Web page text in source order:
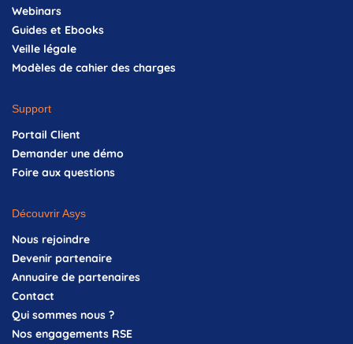
Webinars
Guides et Ebooks
Veille légale
Modèles de cahier des charges
Support
Portail Client
Demander une démo
Foire aux questions
Découvrir Asys
Nous rejoindre
Devenir partenaire
Annuaire de partenaires
Contact
Qui sommes nous ?
Nos engagements RSE